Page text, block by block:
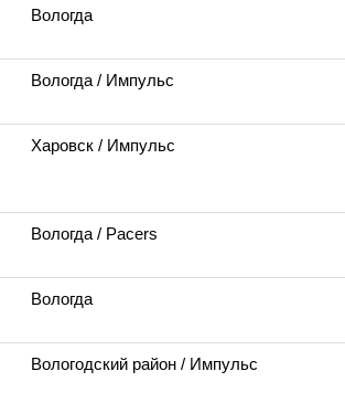
Вологда
Вологда / Импульс
Харовск / Импульс
Вологда / Pacers
Вологда
Вологодский район / Импульс